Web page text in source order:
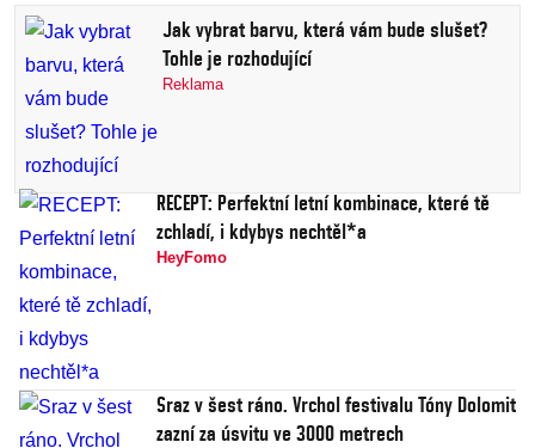
Jak vybrat barvu, která vám bude slušet?
Tohle je rozhodující
Reklama
RECEPT: Perfektní letní kombinace, které tě
zchladí, i kdybys nechtěl*a
HeyFomo
Sraz v šest ráno. Vrchol festivalu Tóny Dolomit
zazní za úsvitu ve 3000 metrech